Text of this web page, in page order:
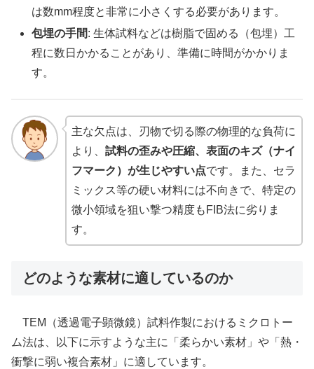
は数mm程度と非常に小さくする必要があります。
包埋の手間: 生体試料などは樹脂で固める（包埋）工
程に数日かかることがあり、準備に時間がかかりま
す。
主な欠点は、刃物で切る際の物理的な負荷に
より、 試料の歪みや圧縮、表面のキズ（ナイ
フマーク）が生じやすい点です。また、セラ
ミックス等の硬い材料には不向きで、特定の
微小領域を狙い撃つ精度もFIB法に劣りま
す。
どのような素材に適しているのか
TEM（透過電子顕微鏡）試料作製におけるミクロトー
ム法は、以下に示すような主に「柔らかい素材」や「熱・
衝撃に弱い複合素材」に適しています。